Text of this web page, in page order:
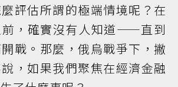
評估所謂的極端情境呢？在
，確實沒有人知道——直到
戰。那麼，俄烏戰爭下，撇
，如果我們聚焦在經濟金融